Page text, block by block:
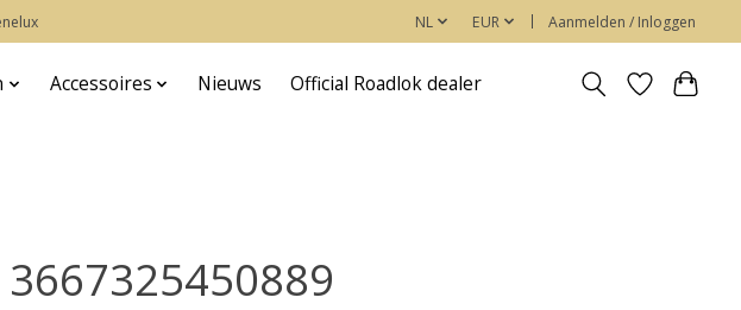
NL EUR Aanmelden / Inloggen
Accessoires Nieuws Official Roadlok dealer